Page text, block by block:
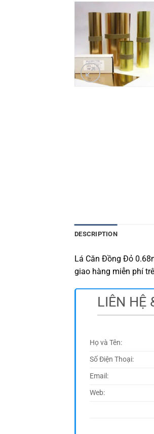
DESCRIPTION
Lá Căn Đồng Đỏ
giao hàng miễn phí
LIÊN HỆ
Họ và Tên:
Số Điện Thoại:
Email:
Web: